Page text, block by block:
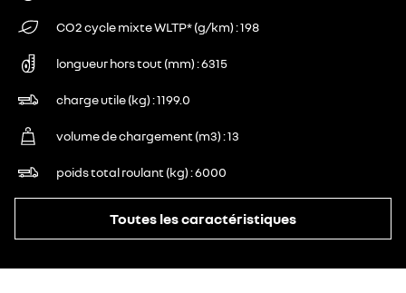
CO2 cycle mixte WLTP* (g/km) 198
longueur hors tout (mm) 6315
charge utile (kg) 1199.0
volume de chargement (m3) 13
poids total roulant (kg) 6000
Toutes les caractéristiques